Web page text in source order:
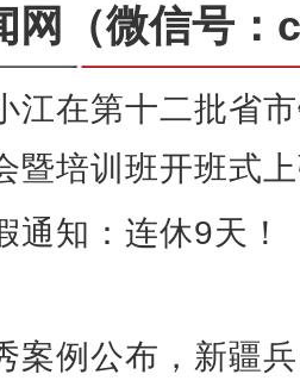
网 （微信号
江在第十二批省
暨培训班开班式
通知：连休9天！
案例公布，新疆
新疆4000亩沙漠盐